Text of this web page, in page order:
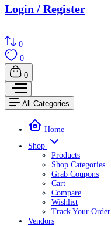
Login / Register
0
0
0
All Categories
Home
Shop
Products
Shop Categories
Grab Coupons
Cart
Compare
Wishlist
Track Your Order
Vendors